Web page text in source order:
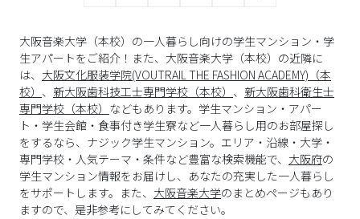
大阪音楽大学（本校）の一人暮らし向けの学生マンション・学
生アパートをご紹介！また、大阪音楽大学（本校）の近隣に
は、 大阪文化服装学院(VOUTRAIL THE FASHION ACADEMY)（本
校） 、 新大阪歯科技工士専門学校（本校） 、 新大阪歯科衛生士
専門学校（本校） などもあります。学生マンション・アパー
ト・学生会館・食事付き学生寮など一人暮らし用のお部屋探し
をするなら、ナジック学生マンション。エリア・沿線・大学・
専門学校・人気テーマ・条件など豊富な検索機能で、 大阪府の
学生マンション情報をお届けし、あなたの充実した一人暮らし
をサポートします。また、 大阪音楽大学のまとめページもあり
ますので、是非参考にしてみてください。